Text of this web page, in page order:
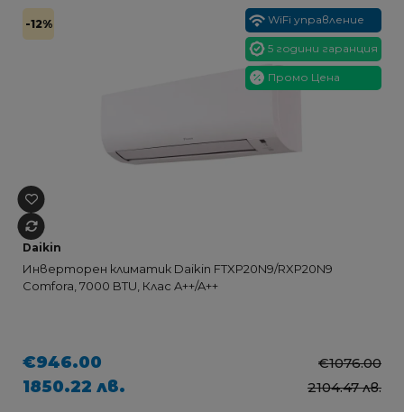
-12% WiFi управление
5 години гаранция
Промо Цена
Daikin
Инверторен климатик Daikin FTXP20N9/RXP20N9
Comfora, 7000 BTU, Клас A++/A++
€946.00 €1076.00
1850.22 лв. 2104.47 лв.